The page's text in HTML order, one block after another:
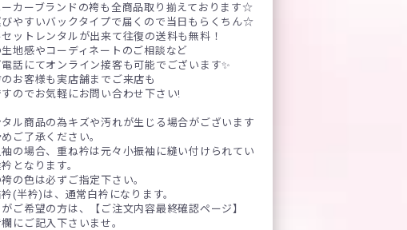
カーブランドの袴も全商品取り揃えております☆
やすいバックタイプで届くので当日もらくちん☆
ットレンタルが出来て往復の送料も無料！
地感やコーディネートのご相談など
話にてオンライン接客も可能でございます✨
のお客様も実店舗までご来店も
のでお気軽にお問い合わせ下さい!
ル商品の為キズや汚れが生じる場合がございます
ご了承ください。
の場合、重ね衿は元々小振袖に縫い付けられてい
となります。
の色は必ずご指定下さい。
(半衿)は、通常白衿になります。
ご希望の方は、【ご注文内容最終確認ページ】
にご記入下さいませ。